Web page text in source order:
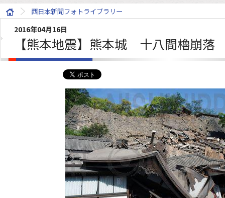
西日本新聞フォトライブラリー
2016年04月16日
【熊本地震】熊本城 十八間櫓崩落